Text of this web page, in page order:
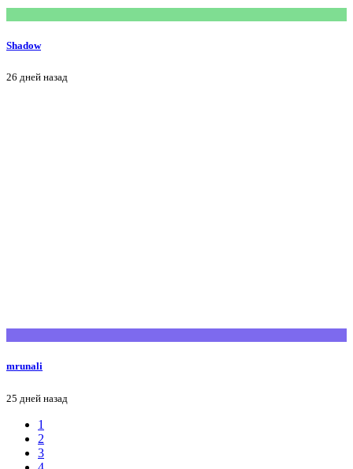
Shadow
26 дней назад
mrunali
25 дней назад
1
2
3